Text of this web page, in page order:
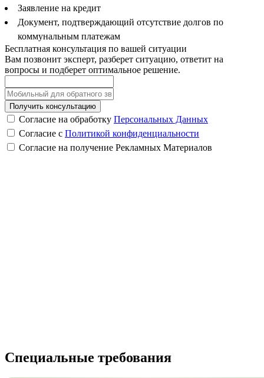
Заявление на кредит
Документ, подтверждающий отсутствие долгов по
коммунальным платежам
Бесплатная консультация по вашей ситуации
Вам позвонит эксперт, разберет ситуацию, ответит на
вопросы и подберет оптимальное решение.
Получить консультацию
Согласие на обработку Персональных Данных
Согласие с Политикой конфиденциальности
Согласие на получение Рекламных Материалов
Специальные требования